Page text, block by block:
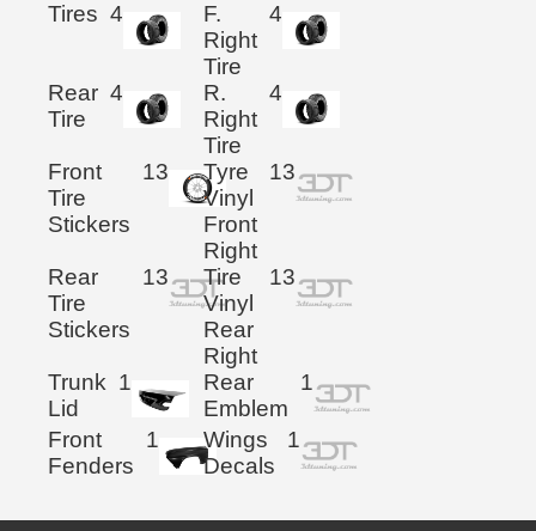
Tires 4
F.
Right
Tire
4
Rear
Tire
4
R.
Right
Tire
4
Front
Tire
Stickers
13
Tyre
Vinyl
Front
Right
13
Rear
Tire
Stickers
13
Tire
Vinyl
Rear
Right
13
Trunk
Lid
1
Rear
Emblem
1
Front
Fenders
1
Wings
Decals
1